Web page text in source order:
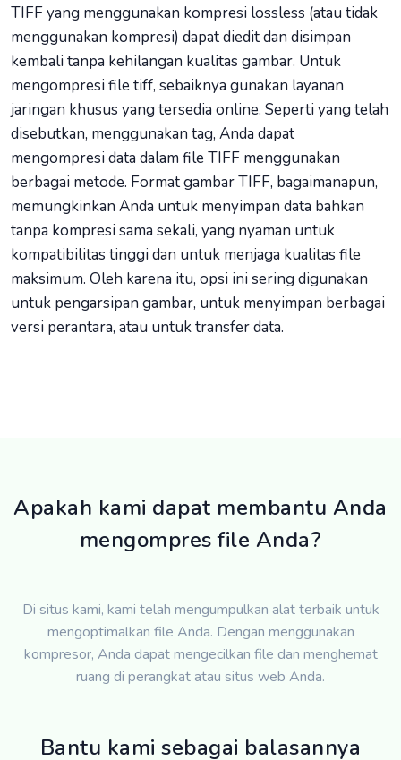
TIFF yang menggunakan kompresi lossless (atau tidak
menggunakan kompresi) dapat diedit dan disimpan
kembali tanpa kehilangan kualitas gambar. Untuk
mengompresi file tiff, sebaiknya gunakan layanan
jaringan khusus yang tersedia online. Seperti yang telah
disebutkan, menggunakan tag, Anda dapat
mengompresi data dalam file TIFF menggunakan
berbagai metode. Format gambar TIFF, bagaimanapun,
memungkinkan Anda untuk menyimpan data bahkan
tanpa kompresi sama sekali, yang nyaman untuk
kompatibilitas tinggi dan untuk menjaga kualitas file
maksimum. Oleh karena itu, opsi ini sering digunakan
untuk pengarsipan gambar, untuk menyimpan berbagai
versi perantara, atau untuk transfer data.
Apakah kami dapat membantu Anda
mengompres file Anda?
Di situs kami, kami telah mengumpulkan alat terbaik untuk
mengoptimalkan file Anda. Dengan menggunakan
kompresor, Anda dapat mengecilkan file dan menghemat
ruang di perangkat atau situs web Anda.
Bantu kami sebagai balasannya